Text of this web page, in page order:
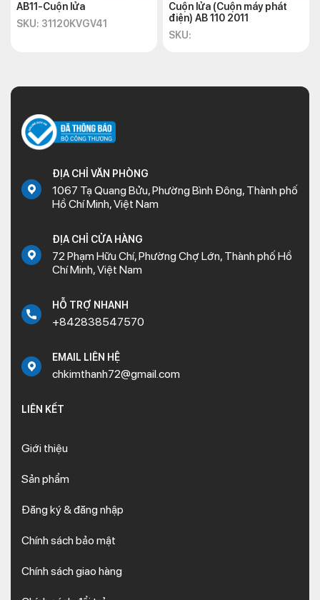
AB11-Cuộn lửa
SKU: 31120KVGV41
Cuộn lửa (Cuộn máy phát
điện) AB 110 2011
SKU:
ĐỊA CHỈ VĂN PHÒNG
1067 Tạ Quang Bửu, Phường Bình Đông, Thành phố
Hồ Chí Minh, Việt Nam
ĐỊA CHỈ CỬA HÀNG
72 Phạm Hữu Chí, Phường Chợ Lớn, Thành phố Hồ
Chí Minh, Việt Nam
HỖ TRỢ NHANH
+842838547570
EMAIL LIÊN HỆ
chkimthanh72@gmail.com
LIÊN KẾT
Giới thiệu
Sản phẩm
Đăng ký & đăng nhập
Chính sách bảo mật
Chính sách giao hàng